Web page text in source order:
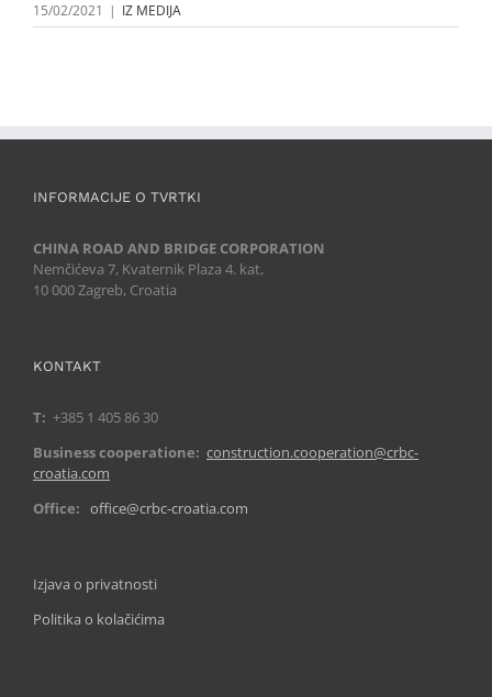
15/02/2021 | IZ MEDIJA
INFORMACIJE O TVRTKI
CHINA ROAD AND BRIDGE CORPORATION
Nemčićeva 7, Kvaternik Plaza 4. kat,
10 000 Zagreb, Croatia
KONTAKT
T: +385 1 405 86 30
Business cooperatione: construction.cooperation@crbc-
croatia.com
Office: office@crbc-croatia.com
Izjava o privatnosti
Politika o kolačićima